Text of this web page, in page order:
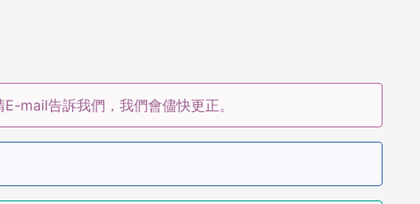
mail告訴我們，我們會儘快更正。